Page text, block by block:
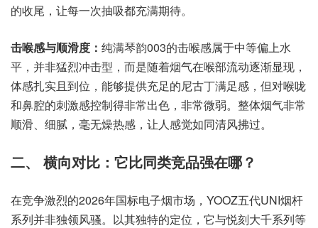
的收尾，让每一次抽吸都充满期待。
击喉感与顺滑度： 纯满琴韵003的击喉感属于中等偏上水
平，并非猛烈冲击型，而是随着烟气在喉部流动逐渐显现，
体感扎实且到位，能够提供充足的尼古丁满足感，但对喉咙
和鼻腔的刺激感控制得非常出色，非常微弱。整体烟气非常
顺滑、细腻，毫无燥热感，让人感觉如同清风拂过。
二、 横向对比：它比同类竞品强在哪？
在竞争激烈的2026年国标电子烟市场，YOOZ五代UNI烟杆
系列并非独领风骚。以其独特的定位，它与悦刻大千系列等